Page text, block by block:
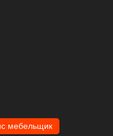
мебельщик